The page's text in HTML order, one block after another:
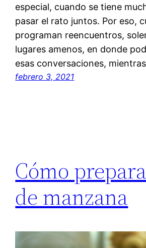
especial, cuando se tiene
pasar el rato juntos. Por eso,
programan reencuentros,
lugares amenos, en donde
esas conversaciones,
febrero 3, 2021
Cómo
de manzana